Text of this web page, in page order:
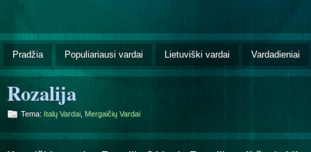
Pradžia Populiariausi vardai Lietuviški vardai Vardadieniai
Rozalija
Tema: Italų Vardai Mergaičių Vardai